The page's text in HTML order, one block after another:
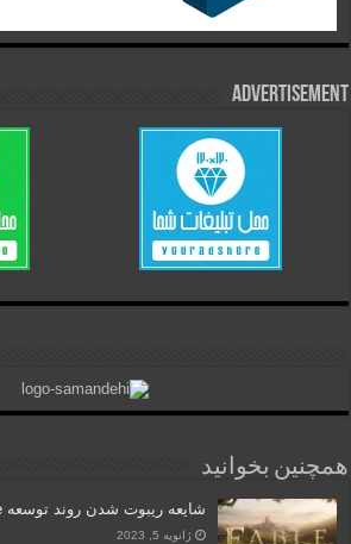
Advertisement
همچنین بخوانید
شایعه ریبوت شدن روند توسعه Fable تکذیب شد
ژانویه 5, 2023